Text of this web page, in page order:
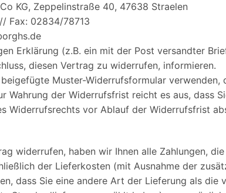
KG, Zeppelinstraße 40, 47638 Straelen
Fax: 02834/78713
Erklärung (z.B. ein mit der Post versandter
diesen Vertrag zu widerrufen, informieren.
Muster-Widerrufsformular verwenden,
Wahrung der Widerrufsfrist reicht es aus, dass
Widerrufsrechts vor Ablauf der Widerrufsfrist
widerrufen, haben wir Ihnen alle Zahlungen,
der Lieferkosten (mit Ausnahme der
dass Sie eine andere Art der Lieferung als die